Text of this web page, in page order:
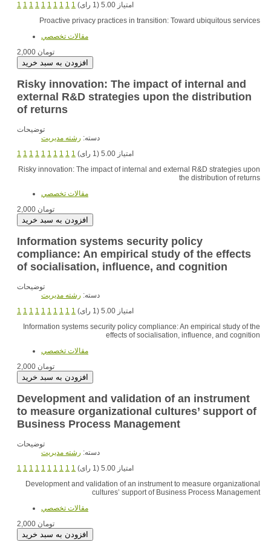
1 1 1 1 1 1 1 1 1 1
امتیاز 5.00 (1 رای)
Proactive privacy practices in transition: Toward ubiquitous services
مقالات تخصصي
2,000 تومان
Risky innovation: The impact of internal and
external R&D strategies upon the distribution
of returns
توضیحات
دسته: رشته مديريت
1 1 1 1 1 1 1 1 1 1
امتیاز 5.00 (1 رای)
Risky innovation: The impact of internal and external R&D strategies upon
the distribution of returns
مقالات تخصصي
2,000 تومان
Information systems security policy
compliance: An empirical study of the effects
of socialisation, influence, and cognition
توضیحات
دسته: رشته مديريت
1 1 1 1 1 1 1 1 1 1
امتیاز 5.00 (1 رای)
Information systems security policy compliance: An empirical study of the
effects of socialisation, influence, and cognition
مقالات تخصصي
2,000 تومان
Development and validation of an instrument
to measure organizational cultures’ support of
Business Process Management
توضیحات
دسته: رشته مديريت
1 1 1 1 1 1 1 1 1 1
امتیاز 5.00 (1 رای)
Development and validation of an instrument to measure organizational
cultures’ support of Business Process Management
مقالات تخصصي
2,000 تومان